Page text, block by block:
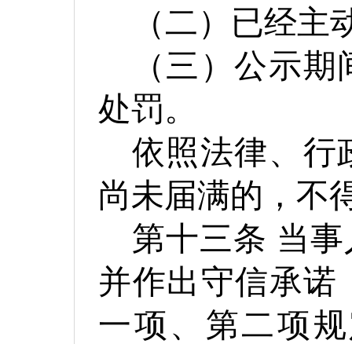
（二）已经
（三）公示
处罚。
依照法律、行
尚未届满的，不
第十三条 当
并作出守信承诺
一项、第二项